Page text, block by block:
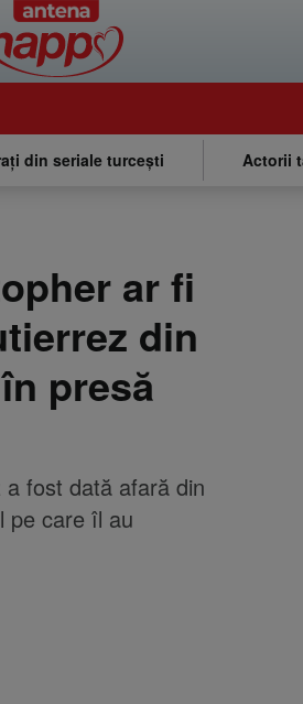
din seriale turcești Actorii
ar fi
din
presă
fost dată afară din
pe care îl au